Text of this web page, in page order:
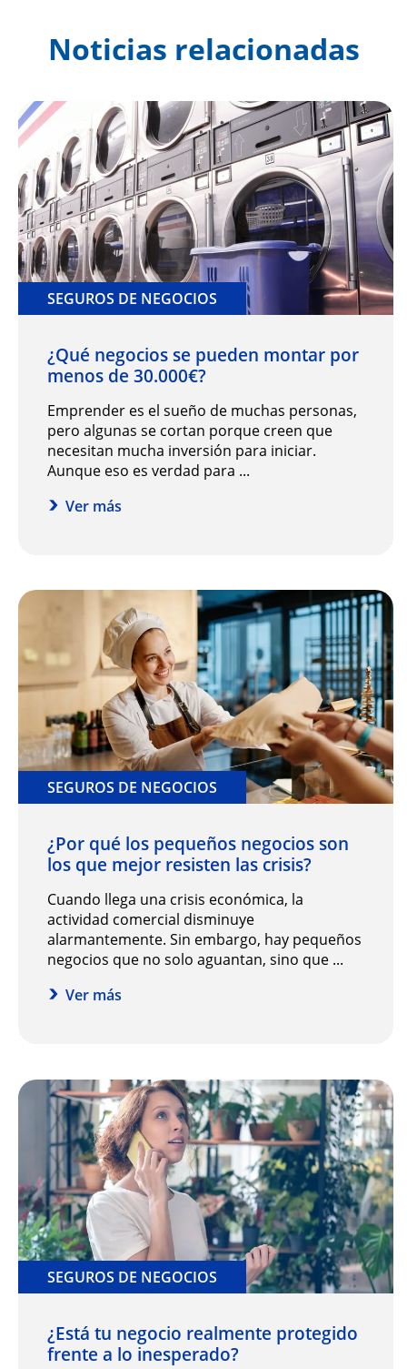
Noticias relacionadas
SEGUROS DE NEGOCIOS
¿Qué negocios se pueden montar por
menos de 30.000€?
Emprender es el sueño de muchas personas,
pero algunas se cortan porque creen que
necesitan mucha inversión para iniciar.
Aunque eso es verdad para ...
Ver más
SEGUROS DE NEGOCIOS
¿Por qué los pequeños negocios son
los que mejor resisten las crisis?
Cuando llega una crisis económica, la
actividad comercial disminuye
alarmantemente. Sin embargo, hay pequeños
negocios que no solo aguantan, sino que ...
Ver más
SEGUROS DE NEGOCIOS
¿Está tu negocio realmente protegido
frente a lo inesperado?